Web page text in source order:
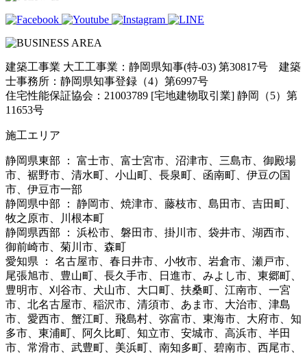
建築工事業 大工工事業：静岡県知事(特-03) 第30817号 建築
士事務所：静岡県知事登録（4）第6997号
住宅性能保証協会：21003789 [宅地建物取引業] 静岡（5）第
11653号
施工エリア
静岡県東部 ： 富士市、富士宮市、沼津市、三島市、御殿場
市、裾野市、清水町、小山町、長泉町、函南町、伊豆の国
市、伊豆市一部
静岡県中部 ： 静岡市、焼津市、藤枝市、島田市、吉田町、
牧之原市、川根本町
静岡県西部 ： 浜松市、磐田市、掛川市、袋井市、湖西市、
御前崎市、菊川市、森町
愛知県 ： 名古屋市、春日井市、小牧市、岩倉市、瀬戸市、
尾張旭市、豊山町、長久手市、日進市、みよし市、東郷町、
豊明市、刈谷市、犬山市、大口町、扶桑町、江南市、一宮
市、北名古屋市、稲沢市、清須市、あま市、大治市、津島
市、愛西市、蟹江町、飛島村、弥富市、東海市、大府市、知
多市、東浦町、阿久比町、知立市、安城市、高浜市、半田
市、常滑市、武豊町、美浜町、南知多町、碧南市、西尾市、